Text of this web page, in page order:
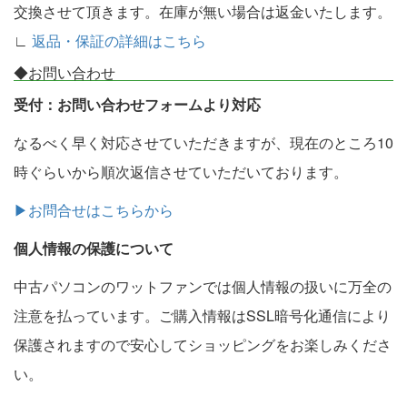
交換させて頂きます。在庫が無い場合は返金いたします。
∟ 返品・保証の詳細はこちら
◆お問い合わせ
受付：お問い合わせフォームより対応
なるべく早く対応させていただきますが、現在のところ10
時ぐらいから順次返信させていただいております。
▶お問合せはこちらから
個人情報の保護について
中古パソコンのワットファンでは個人情報の扱いに万全の
注意を払っています。ご購入情報はSSL暗号化通信により
保護されますので安心してショッピングをお楽しみくださ
い。